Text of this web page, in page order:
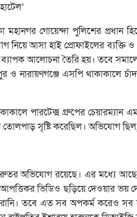
গোয়েন্দা পুলিশের প্রধান
নিয়ে আসা হাই প্রোফাইলের ব্যক্তি
ব্যাপক আলোচনা তৈরি হয়। তবে
ও নারায়ণগঞ্জে এসপি থাকাকালে
পারটেক্স গ্রুপের
সৃষ্টি করেছিল। অভিযোগ
অভিযোগ রয়েছে। এর মধ্যে
ভিডিও ছড়িয়ে দেওয়ার ভয়
তবে এত সব অপকর্ম করেও সব